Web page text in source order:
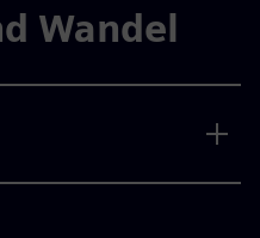
Wandel